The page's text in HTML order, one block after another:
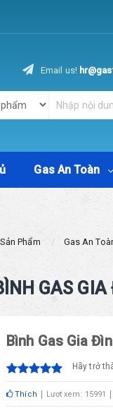
Email us!
Gas An Toàn
Sản Phẩm Gas An
GAS
Bình Gas Gia
Hãy trở
Thích Lượt xem: 15991